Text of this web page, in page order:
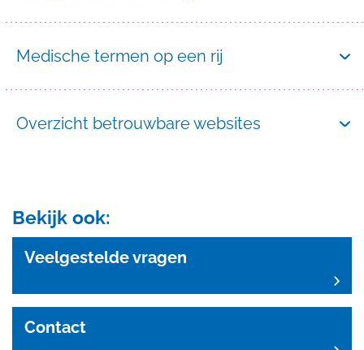
Medische termen op een rij
Overzicht betrouwbare websites
Bekijk ook:
Veelgestelde vragen
Contact